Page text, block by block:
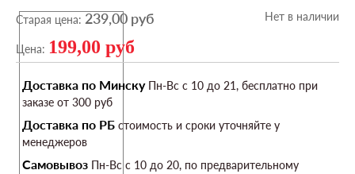
Старая цена: 239,00 руб
Цена: 199,00 руб
Нет в наличии
Доставка по МинскуПн-Вс c 10 до 21, бесплатно при
заказе от 300 руб
Доставка по РБ стоимость и сроки уточняйте у
менеджеров
Самовывоз Пн-Вс c 10 до 20, по предварительному